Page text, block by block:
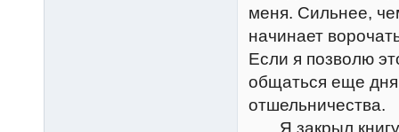
меня. Сильнее,
начинает
Если я позволю
общаться еще
отшельничества.
Я закрыл книгу